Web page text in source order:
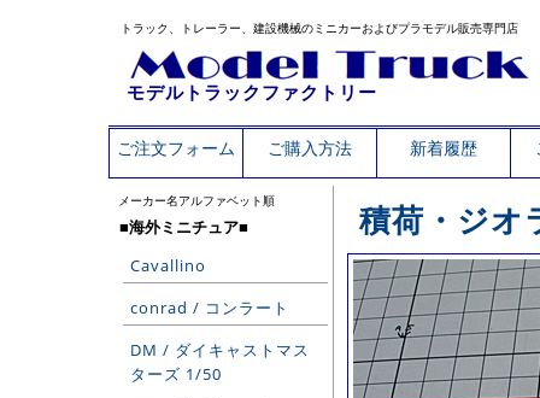
トラック、トレーラー、建設機械のミニカーおよびプラモデル販売専門店
モデルトラックファクトリー
ご注文フォーム ご購入方法 新着履歴
メーカー名アルファベット順
■海外ミニチュア■
Cavallino
conrad / コンラート
DM / ダイキャストマス
ターズ 1/50
積荷・ジオ